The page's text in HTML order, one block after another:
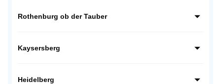
Rothenburg ob der Tauber
kasabası Rothenburg ob der Tauber, Orta Çağ atmosferini
hava müzesidir.
Kaysersberg
Kaysersberg, taş sokakları, çiçekli evleri ve tarihi
Heidelberg